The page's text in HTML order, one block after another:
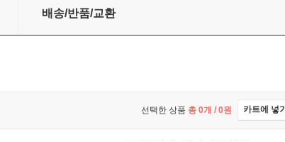
배송/반품/교환
선택한 상품 총 0개 / 0원 카트에 넣기